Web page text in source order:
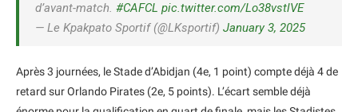
d’avant-match. #CAFCL pic.twitter.com/Lo38vstlVE
— Le Kpakpato Sportif (@LKsportif) January 3, 2025
Après 3 journées, le Stade d’Abidjan (4e, 1 point) compte déjà 4 de
retard sur Orlando Pirates (2e, 5 points). L’écart semble déjà